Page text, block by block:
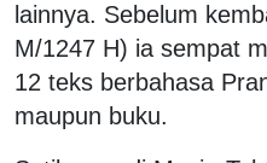
lainnya. Sebelum
M/1247 H) ia sempat
12 teks berbahasa
maupun buku.